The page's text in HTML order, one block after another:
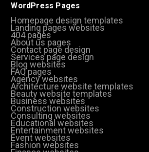
WordPress Pages
Homepage design templates
Landing pages websites
404 pages
About us pages
Contact page design
Services page design
Blog websites
FAQ pages
Agency websites
Architecture website templates
Beauty website templates
Business websites
Construction websites
Consulting websites
Educational websites
Entertainment websites
Event websites
Fashion websites